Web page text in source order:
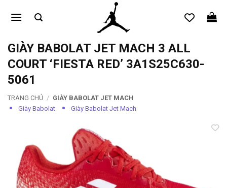
qua
dungGIÀY BABOLAT JET MACH 3 ALL
COURT ‘FIESTA RED’ 3A1S25C630-
5061
TRANG CHỦ / GIÀY BABOLAT JET MACH
Giày Babolat
Giày Babolat Jet Mach